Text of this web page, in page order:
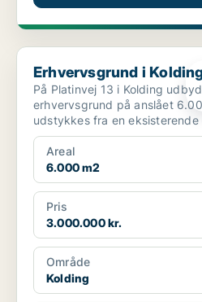
Erhvervsgrund i Kolding
Erhvervsgrund i
På Platinvej 13 i Kolding
erhvervsgrund på anslået
udstykkes fra en
endelige grund...
Areal
6.000 m2
Pris
3.000.000 kr.
Område
Kolding